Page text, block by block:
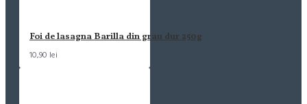
Foi de lasagna Barilla din grau dur 250g
10,90 lei